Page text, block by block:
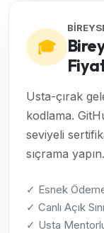
🎓
Usta-çırak
kodlama.
seviyeli
sıçrama yapın.
✓ Esnek
✓ Canlı Açık
✓ Usta